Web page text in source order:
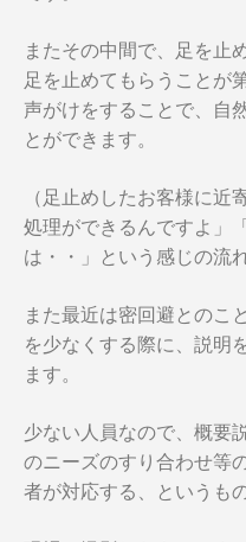
またその中間で、足を止
足を止めてもらうことが
声がけをすることで、自
とができます。
（足止めしたお客様に
処理ができるんですよ」
は・・」という感じの流
また最近は密回避とのこ
を少なくする際に、説明
ます。
少ない人員なので、概要
のニーズのすり合わせ等
者が対応する、というもの